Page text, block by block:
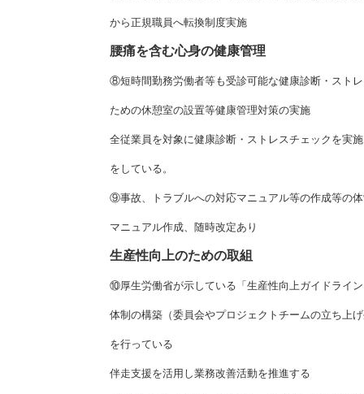
から正規職員へ転換制度実施
腰痛を含む心身の健康管理
⑧短時間勤務労働者等も受診可能な健康診断・スト
ための休憩室の設置等健康管理対策の実施
全従業員を対象に健康診断・ストレスチェックを実
をしている。
⑨事故、トラブルへの対応マニュアル等の作成等の
マニュアル作成、随時改定あり
生産性向上のための取組
⑩厚生労働省が示している「生産性向上ガイドライ
体制の構築（委員会やプロジェクトチームの立ち上
を行っている
伴走支援を活用し業務改善活動を推進する